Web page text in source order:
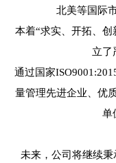
北美等国际
本着“求实、开拓、
立了
通过国家
量管理先进企业、优
单
未来，公司将继续